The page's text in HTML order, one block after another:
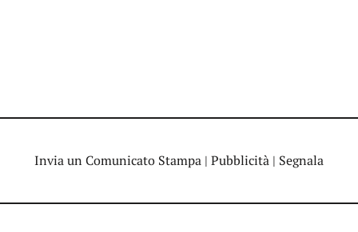
Invia un Comunicato Stampa | Pubblicità | Segnala